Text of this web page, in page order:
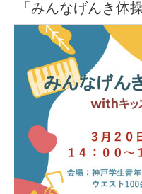
「みんなげんき体